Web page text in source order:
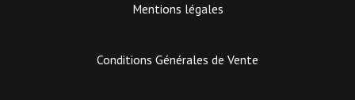
Mentions légales
Conditions Générales de Vente